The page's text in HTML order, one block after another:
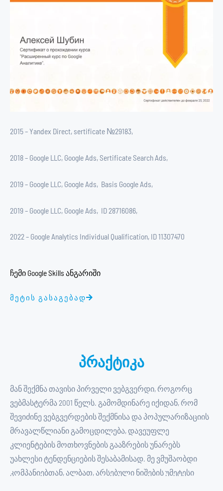
2015 – Yandex Direct, sertificate №29183,
2018 – Google LLC, Google Ads, Sertificate Search Ads,
2019 – Google LLC, Google Ads, Basis Google Ads,
2019 – Google LLC, Google Ads, ID 28716086,
2022 – Google Analytics Individual Qualification, ID 11307470
ჩემი Google Skills ანგარიში
ᲛᲔᲢᲘᲡ ᲒᲐᲡᲐᲒᲔᲑᲐᲓ
პრაქტიკა
მან შექმნა თავისი პირველი ვებგვერდი, როგორც
ვებმასტერმა 2001 წელს. გამომდინარე იქიდან, რომ
შევიძინე ვებგვერდების შექმნისა და პოპულარიზაციის
მრავალწლიანი გამოცდილება, დავეუფლე
კლიენტების მოთხოვნების გააზრების უნარებს
უახლესი ტენდენციების შესაბამისად. მე ვმუშაობდი
კომპანიებთან, ალბათ, არსებული ნიშების უმეტესი